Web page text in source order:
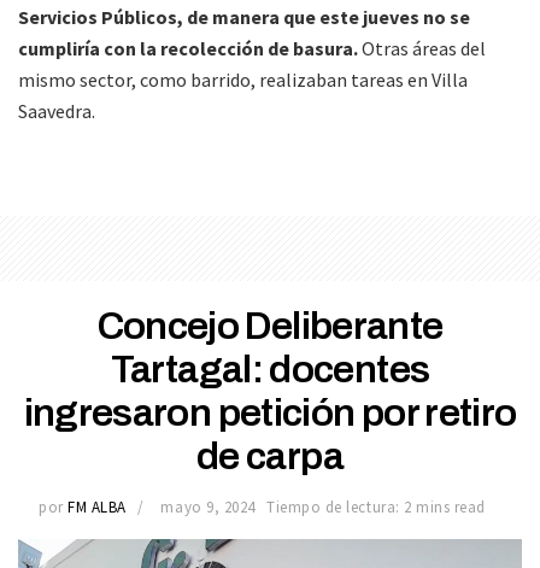
Servicios Públicos, de manera que este jueves no se
cumpliría con la recolección de basura.Otras áreas del
mismo sector, como barrido, realizaban tareas en Villa
Saavedra.
Concejo Deliberante
Tartagal: docentes
ingresaron petición por retiro
de carpa
por FM ALBA mayo 9, 2024 Tiempo de lectura: 2 mins read